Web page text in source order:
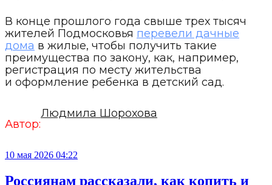
В конце прошлого года свыше трех тысяч
жителей Подмосковья перевели дачные
дома в жилые, чтобы получить такие
преимущества по закону, как, например,
регистрация по месту жительства
и оформление ребенка в детский сад.
Автор:
Людмила Шорохова
10 мая 2026 04:22
Россиянам рассказали, как копить и